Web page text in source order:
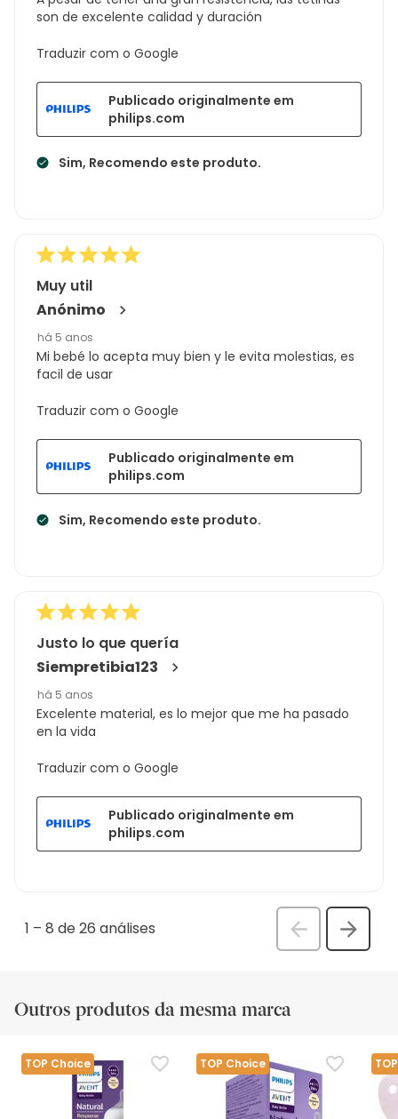
son de excelente calidad y duración
Traduzir com o Google
Sim, Recomendo este produto.
Publicado originalmente em
philips.com
Muy util
Anónimo
há 5 anos
Mi bebé lo acepta muy bien y le evita molestias, es
facil de usar
Traduzir com o Google
Sim, Recomendo este produto.
Publicado originalmente em
philips.com
Justo lo que quería
Siempretibia123
há 5 anos
Excelente material, es lo mejor que me ha pasado
en la vida
Traduzir com o Google
Publicado originalmente em
philips.com
1 – 8 de 26 análises
Anterior
Outros produtos da mesma marca
TOP Choice TOP Choice